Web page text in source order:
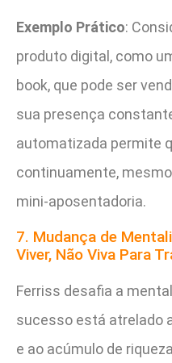
Exemplo Prático:
produto digital, como
book, que pode ser
sua presença
automatizada permite
continuamente,
mini-aposentadoria.
7. Mudança de
Viver, Não Viva Para
Ferriss desafia a
sucesso está atrelado
e ao acúmulo de